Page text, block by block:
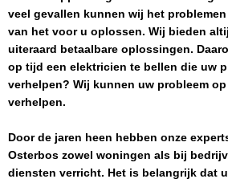
veel gevallen kunnen wij het
van het voor u oplossen. Wij bieden
uiteraard betaalbare oplossingen.
op tijd een elektricien te bellen die uw
verhelpen? Wij kunnen uw probleem
verhelpen.
Door de jaren heen hebben onze
Osterbos zowel woningen als bij
diensten verricht. Het is belangrijk dat